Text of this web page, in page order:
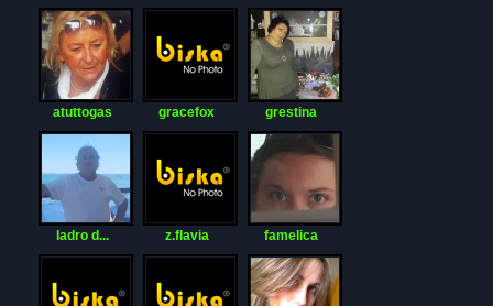
atuttogas gracefox grestina
ladro d... z.flavia famelica